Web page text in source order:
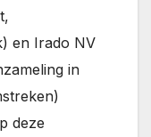
en Irado NV
in
deze